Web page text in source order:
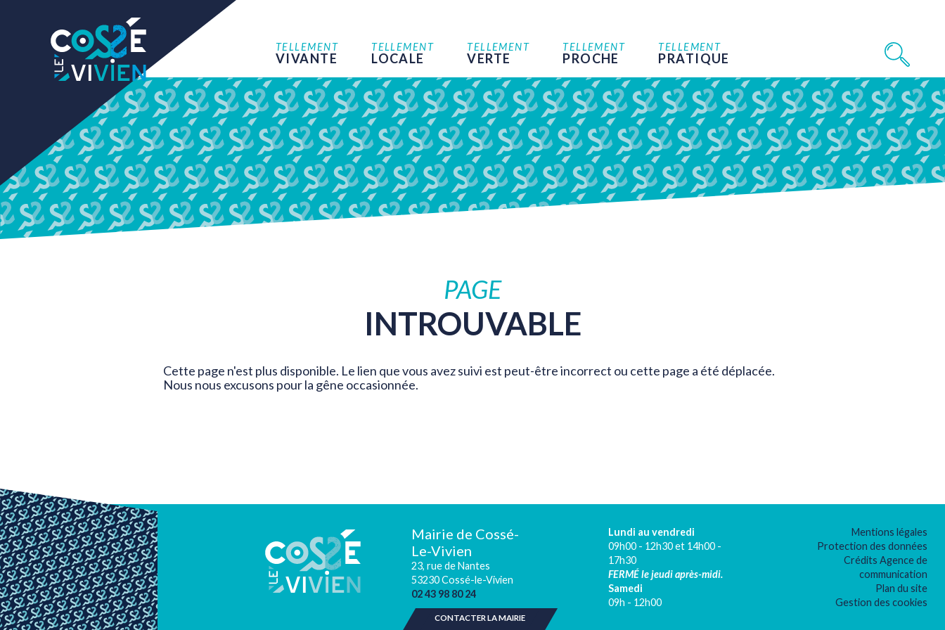
TELLEMENT
VIVANTE
TELLEMENT
LOCALE
TELLEMENT
VERTE
TELLEMENT
PROCHE
TELLEMENT
PRATIQUE
PAGE
INTROUVABLE
Cette page n'est plus disponible. Le lien que vous avez suivi est peut-être incorrect ou cette page a été déplacée.
Nous nous excusons pour la gêne occasionnée.
Mairie de Cossé-
Le-Vivien
23, rue de Nantes
53230 Cossé-le-Vivien
02 43 98 80 24
CONTACTER LA MAIRIE
Lundi au vendredi
09h00 - 12h30 et 14h00 -
17h30
FERMÉ le jeudi après-midi.
Samedi
09h - 12h00
Mentions légales
Protection des données
Crédits Agence de
communication
Plan du site
Gestion des cookies